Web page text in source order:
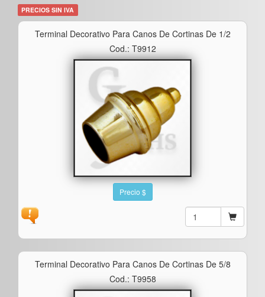
PRECIOS SIN IVA
Terminal Decorativo Para Canos De Cortinas De 1/2
Cod.: T9912
Precio $
Terminal Decorativo Para Canos De Cortinas De 5/8
Cod.: T9958